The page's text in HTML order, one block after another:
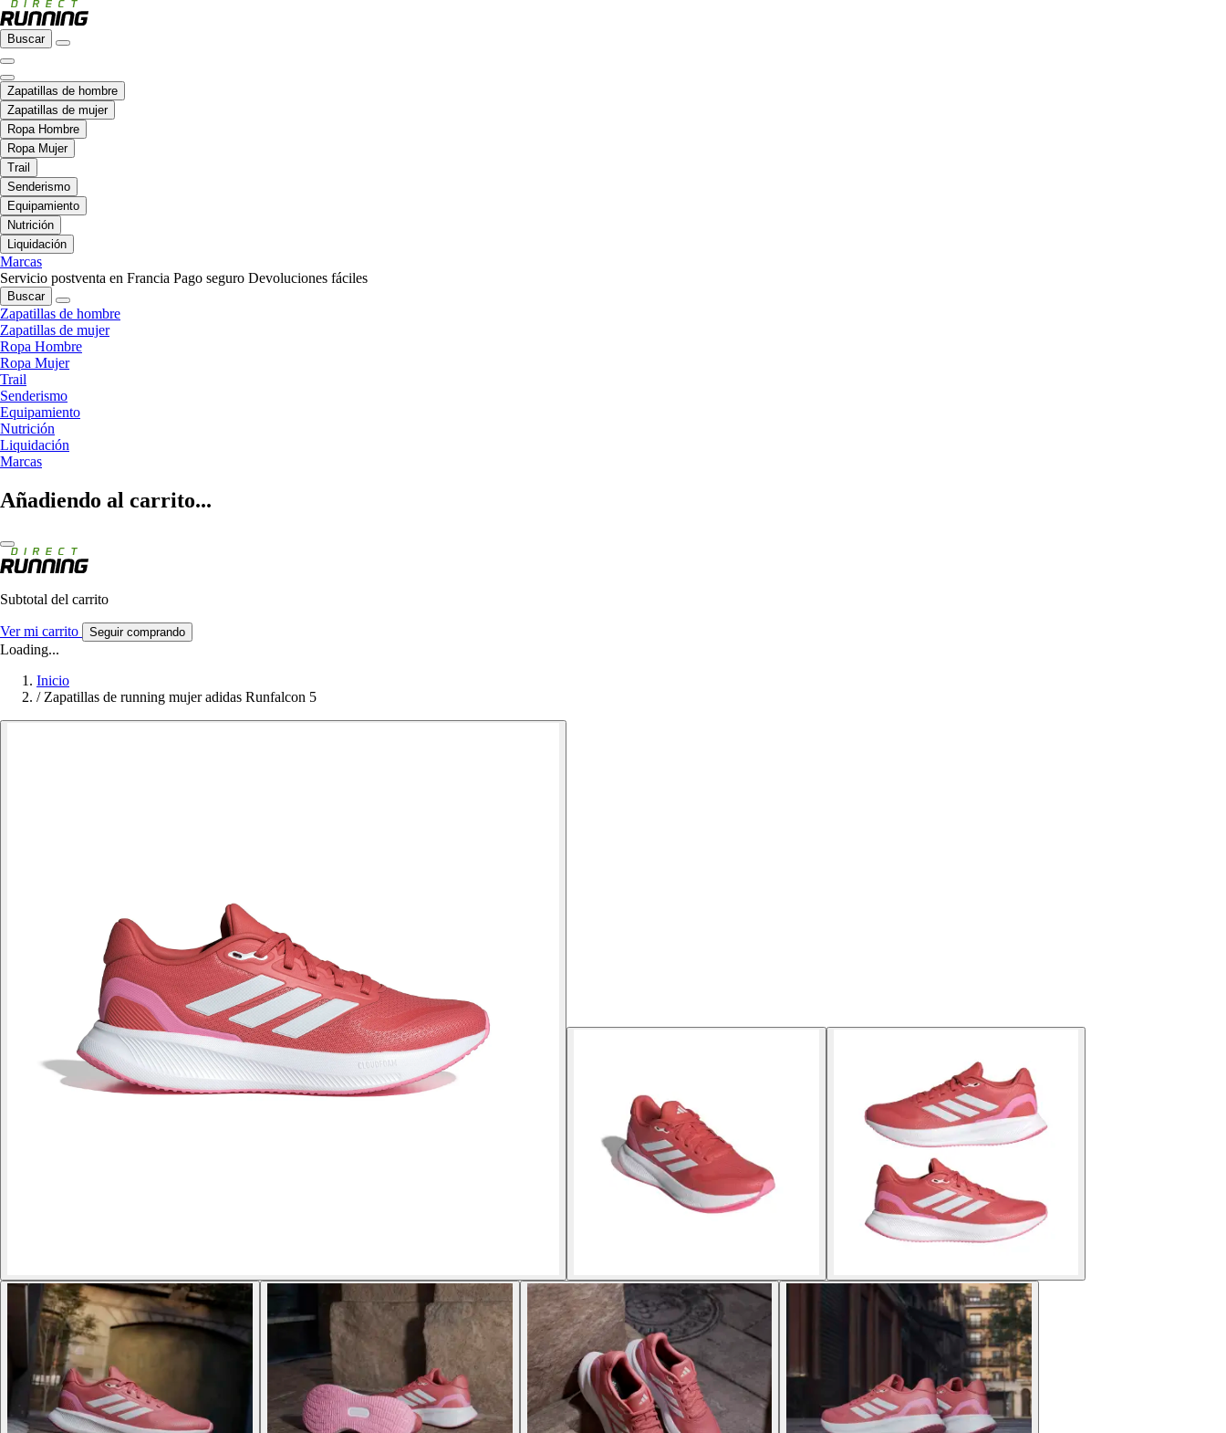
Buscar
Zapatillas de hombre
Zapatillas de mujer
Ropa Hombre
Ropa Mujer
Trail
Senderismo
Equipamiento
Nutrición
Liquidación
Marcas
Servicio postventa en Francia Pago seguro Devoluciones fáciles
Buscar
Zapatillas de hombre
Zapatillas de mujer
Ropa Hombre
Ropa Mujer
Trail
Senderismo
Equipamiento
Nutrición
Liquidación
Marcas
Añadiendo al carrito...
Subtotal del carrito
Ver mi carrito Seguir comprando
Loading...
Inicio
/ Zapatillas de running mujer adidas Runfalcon 5